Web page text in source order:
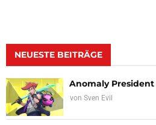
NEUESTE BEITRÄGE
Anomaly President
von Sven Evil